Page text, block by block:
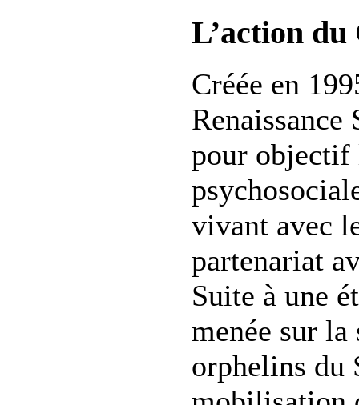
L’action du
Créée en
Renaissance
pour objectif
vivant avec
partenariat
Suite à une
menée sur
orphelins du